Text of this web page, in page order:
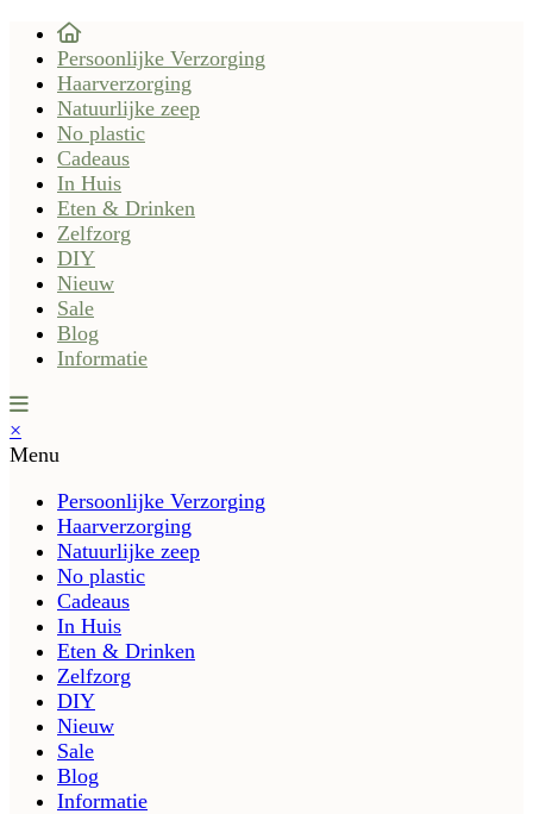
Persoonlijke Verzorging
Haarverzorging
Natuurlijke zeep
No plastic
Cadeaus
In Huis
Eten & Drinken
Zelfzorg
DIY
Nieuw
Sale
Blog
Informatie
×
Menu
Persoonlijke Verzorging
Haarverzorging
Natuurlijke zeep
No plastic
Cadeaus
In Huis
Eten & Drinken
Zelfzorg
DIY
Nieuw
Sale
Blog
Informatie